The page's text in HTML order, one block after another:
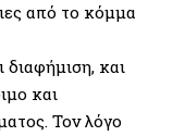
από το κόμμα
και
και
Τον λόγο